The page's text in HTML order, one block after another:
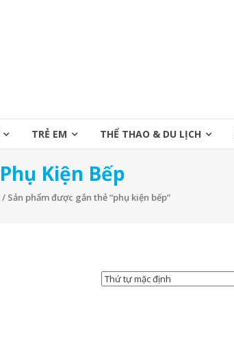
TRẺ EM THỂ THAO & DU LỊCH
Phụ Kiện Bếp
/ Sản phẩm được gắn thẻ “phụ kiện bếp”